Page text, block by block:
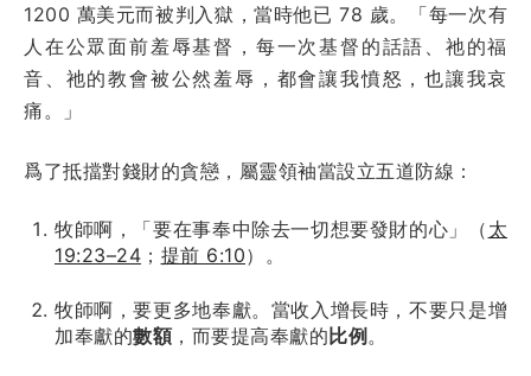
1200 萬美元而被判入獄，當時他已 78 歲。「每一次有
人在公眾面前羞辱基督，每一次基督的話語、祂的福
音、祂的教會被公然羞辱，都會讓我憤怒，也讓我哀
痛。」
爲了抵擋對錢財的貪戀，屬靈領袖當設立五道防線：
牧師啊，「要在事奉中除去一切想要發財的心」（ 太
19:23–24 ； 提前 6:10）。
牧師啊，要更多地奉獻。當收入增長時，不要只是增
加奉獻的數額，而要提高奉獻的比例。